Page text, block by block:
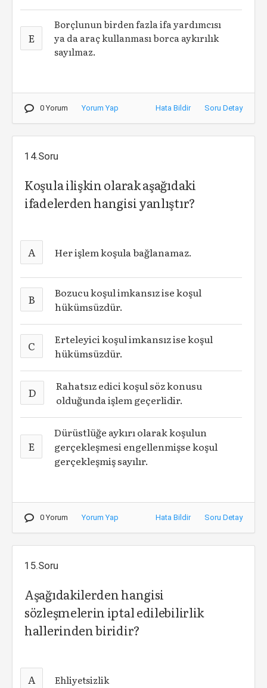
E
Borçlunun birden fazla ifa yardımcısı
ya da araç kullanması borca aykırılık
sayılmaz.
0 Yorum Yorum Yap Hata Bildir Soru Detay
14.Soru
Koşula ilişkin olarak aşağıdaki
ifadelerden hangisi yanlıştır?
A Her işlem koşula bağlanamaz.
B
Bozucu koşul imkansız ise koşul
hükümsüzdür.
C
Erteleyici koşul imkansız ise koşul
hükümsüzdür.
D
Rahatsız edici koşul söz konusu
olduğunda işlem geçerlidir.
E
Dürüstlüğe aykırı olarak koşulun
gerçekleşmesi engellenmişse koşul
gerçekleşmiş sayılır.
0 Yorum Yorum Yap Hata Bildir Soru Detay
15.Soru
Aşağıdakilerden hangisi
sözleşmelerin iptal edilebilirlik
hallerinden biridir?
A Ehliyetsizlik